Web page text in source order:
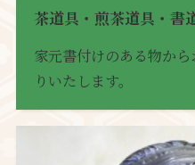
茶道具・煎茶道具・書
家元書付けのある物か
りいたします。